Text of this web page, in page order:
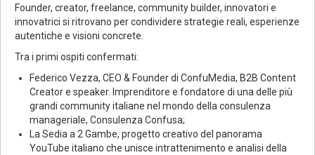
Founder, creator, freelance, community builder, innovatori e
innovatrici si ritrovano per condividere strategie reali, esperienze
autentiche e visioni concrete.
Tra i primi ospiti confermati:
Federico Vezza, CEO & Founder di ConfuMedia, B2B Content
Creator e speaker. Imprenditore e fondatore di una delle più
grandi community italiane nel mondo della consulenza
manageriale, Consulenza Confusa;
La Sedia a 2 Gambe, progetto creativo del panorama
YouTube italiano che unisce intrattenimento e analisi della